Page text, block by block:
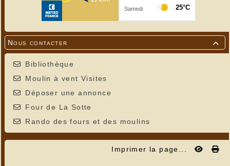

Nous contacter
Bibliothèque
Moulin à vent Visites
Déposer une annonce
Four de La Sotte
Rando des fours et des moulins
Imprimer la page...